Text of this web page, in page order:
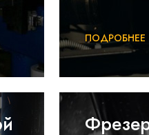
ПОДРОБНЕЕ